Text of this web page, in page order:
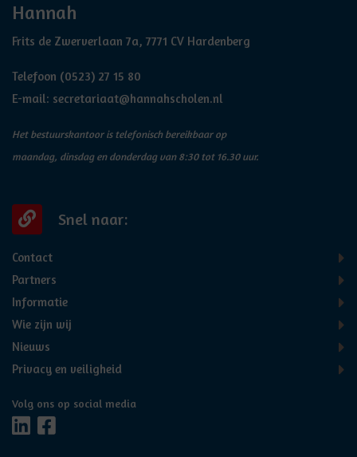
Hannah
Frits de Zwerverlaan 7a, 7771 CV Hardenberg
Telefoon (0523) 27 15 80
E-mail: secretariaat@hannahscholen.nl
Het bestuurskantoor is telefonisch bereikbaar op
maandag, dinsdag en donderdag van 8:30 tot 16.30 uur.
Snel naar:
Contact
Partners
Informatie
Wie zijn wij
Nieuws
Privacy en veiligheid
Volg ons op social media